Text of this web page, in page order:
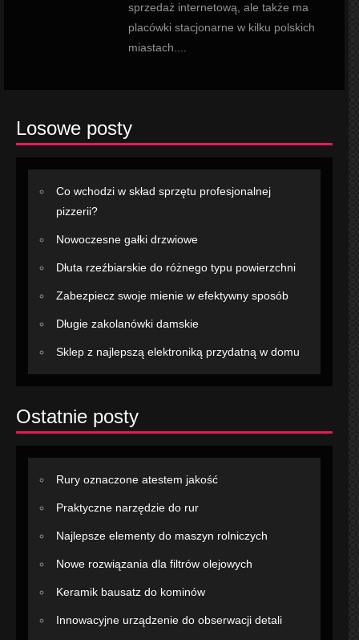
sprzedaż internetową, ale także ma
placówki stacjonarne w kilku polskich
miastach....
Losowe posty
Co wchodzi w skład sprzętu profesjonalnej
pizzerii?
Nowoczesne gałki drzwiowe
Dłuta rzeźbiarskie do różnego typu powierzchni
Zabezpiecz swoje mienie w efektywny sposób
Długie zakolanówki damskie
Sklep z najlepszą elektroniką przydatną w domu
Ostatnie posty
Rury oznaczone atestem jakość
Praktyczne narzędzie do rur
Najlepsze elementy do maszyn rolniczych
Nowe rozwiązania dla filtrów olejowych
Keramik bausatz do kominów
Innowacyjne urządzenie do obserwacji detali